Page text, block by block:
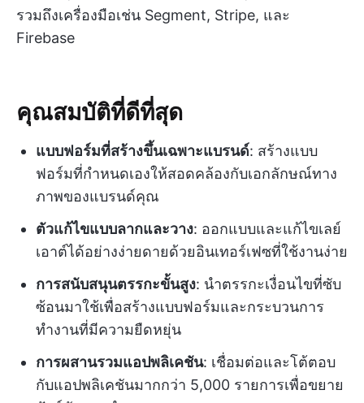
รวมถึงเครื่องมือเช่น Segment, Stripe, และ
Firebase
คุณสมบัติที่ดีที่สุด
แบบฟอร์มที่สร้างขึ้นเฉพาะแบรนด์: สร้างแบบ
ฟอร์มที่กำหนดเองให้สอดคล้องกับเอกลักษณ์ทาง
ภาพของแบรนด์คุณ
ตัวแก้ไขแบบลากและวาง: ออกแบบและแก้ไขเลย์
เอาต์ได้อย่างง่ายดายด้วยอินเทอร์เฟซที่ใช้งานง่าย
การสนับสนุนตรรกะขั้นสูง: นำตรรกะเงื่อนไขที่ซับ
ซ้อนมาใช้เพื่อสร้างแบบฟอร์มและกระบวนการ
ทำงานที่มีความยืดหยุ่น
การผสานรวมแอปพลิเคชัน: เชื่อมต่อและโต้ตอบ
กับแอปพลิเคชันมากกว่า 5,000 รายการเพื่อขยาย